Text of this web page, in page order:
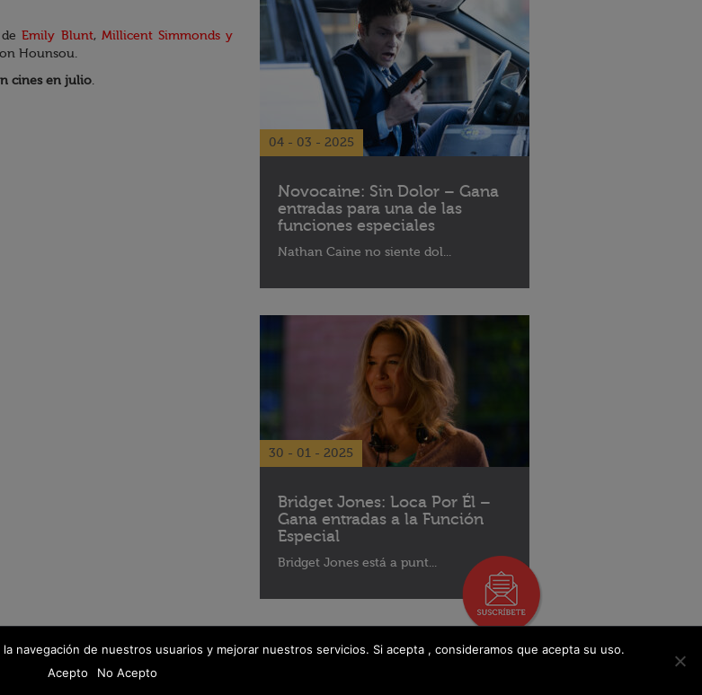
deEmily Blunt, Millicent Simmonds y
Hounsou.
cines en julio.
04 - 03 - 2025
Novocaine: Sin Dolor – Gana
entradas para una de las
funciones especiales
Nathan Caine no siente dol...
30 - 01 - 2025
Bridget Jones: Loca Por Él –
Gana entradas a la Función
Especial
Bridget Jones está a punt...
Fanáticos del Cine - Todos los derechos reservados
Libro De Reclamaciones
navegación de nuestros usuarios y mejorar nuestros servicios. Si acepta , consideramos que acepta su uso.
Acepto
No Acepto